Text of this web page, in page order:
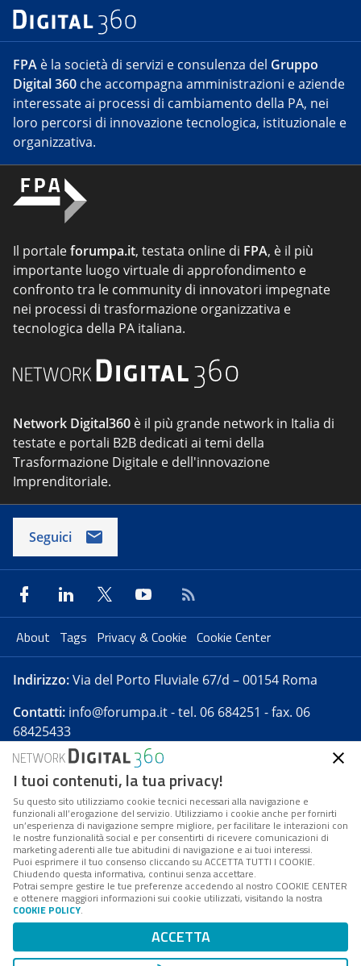
FPA è la società di servizi e consulenza del Gruppo
Digital 360 che accompagna amministrazioni e aziende
interessate ai processi di cambiamento della PA, nei
loro percorsi di innovazione tecnologica, istituzionale e
organizzativa.
Il portaleforumpa.it, testata online di FPA, è il più
importante luogo virtuale di approfondimento e
confronto tra le community di innovatori impegnate
nei processi di trasformazione organizzativa e
tecnologica della PA italiana.
Network Digital360 è il più grande network in Italia di
testate e portali B2B dedicati ai temi della
Trasformazione Digitale e dell'innovazione
Imprenditoriale.
Seguici
About Tags Privacy & Cookie Cookie Center
Indirizzo:Via del Porto Fluviale 67/d – 00154 Roma
Contatti: info@forumpa.it- tel. 06 684251 - fax. 06
68425433
Forumpa.itè una pubblicazione telematica iscritta
presso Registro della stampa del Tribunale di Roma -
Reg. n. 182 del 2 maggio 2008 - Direttore resp. Michela
Stentella
FPA s.r.l. è società soggetta a Direzione e
Coordinamento da parte di Digital360 S.p.A. - FPA s.r.l.
è un'azienda certificata per il sistema di management
Codice Fiscale/Partita IVA n. 10693191008 - R.E.A. Roma
n. 1249791. ISP AWS
I tuoi contenuti, la tua privacy!
Su questo sito utilizziamo cookie tecnici necessari alla navigazione e
funzionali all’erogazione del servizio. Utilizziamo i cookie anche per fornirti
un’esperienza di navigazione sempre migliore, per facilitare le interazioni con
le nostre funzionalità social e per consentirti di ricevere comunicazioni di
marketing aderenti alle tue abitudini di navigazione e ai tuoi interessi.
Puoi esprimere il tuo consenso cliccando su ACCETTA TUTTI I COOKIE.
Chiudendo questa informativa, continui senza accettare.
Potrai sempre gestire le tue preferenze accedendo al nostro COOKIE CENTER
e ottenere maggiori informazioni sui cookie utilizzati, visitando la nostra
COOKIE POLICY.
ACCETTA